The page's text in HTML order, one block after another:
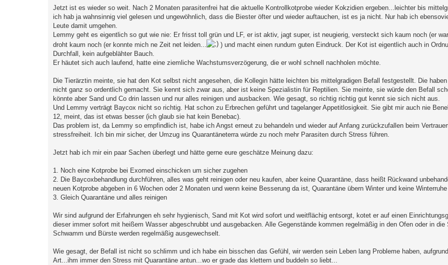
Jetzt ist es wieder so weit. Nach 2 Monaten parasitenfrei hat die aktuelle Kontrollkotprobe wieder Kokzidien ergeben...leichter bis
ich hab ja wahnsinnig viel gelesen und ungewöhnlich, dass die Biester öfter und wieder auftauchen, ist es ja nicht. Nur hab ich
Leute damit umgehen.
Lemmy geht es eigentlich so gut wie nie: Er frisst toll grün und LF, er ist aktiv, jagt super, ist neugierig, versteckt sich kaum noch (er
droht kaum noch (er konnte mich ne Zeit net leiden...
) und macht einen rundum guten Eindruck. Der Kot ist eigentlich auch in
Durchfall, kein aufgeblähter Bauch.
Er häutet sich auch laufend, hatte eine ziemliche Wachstumsverzögerung, die er wohl schnell nachholen möchte.
Die Tierärztin meinte, sie hat den Kot selbst nicht angesehen, die Kollegin hätte leichten bis mittelgradigen Befall festgestellt. Die
nicht ganz so ordentlich gemacht. Sie kennt sich zwar aus, aber ist keine Spezialistin für Reptilien. Sie meinte, sie würde den Befall
könnte aber Sand und Co drin lassen und nur alles reinigen und ausbacken. Wie gesagt, so richtig richtig gut kennt sie sich nicht aus.
Und Lemmy verträgt Baycox nicht so richtig. Hat schon zu Erbrechen geführt und tagelanger Appetitlosigkeit. Sie gibt mir auch nie
12, meint, das ist etwas besser (ich glaub sie hat kein Benebac).
Das problem ist, da Lemmy so empfindlich ist, habe ich Angst erneut zu behandeln und wieder auf Anfang zurückzufallen beim
stressfreiheit. Ich bin mir sicher, der Umzug ins Quarantäneterra würde zu noch mehr Parasiten durch Stress führen.
Jetzt hab ich mir ein paar Sachen überlegt und hätte gerne eure geschätze Meinung dazu:
1. Noch eine Kotprobe bei Exomed einschicken um sicher zugehen
2. Die Baycoxbehandlung durchführen, alles was geht reinigen oder neu kaufen, aber keine Quarantäne, dass heißt Rückwand
neuen Kotprobe abgeben in 6 Wochen oder 2 Monaten und wenn keine Besserung da ist, Quarantäne übern Winter und keine Winterruhe
3. Gleich Quarantäne und alles reinigen
Wir sind aufgrund der Erfahrungen eh sehr hygienisch, Sand mit Kot wird sofort und weitflächig entsorgt, kotet er auf einen
dieser immer sofort mit heißem Wasser abgeschrubbt und ausgebacken. Alle Gegenstände kommen regelmäßig in den Ofen oder in die
Schwamm und Bürste werden regelmäßig ausgewechselt.
Wie gesagt, der Befall ist nicht so schlimm und ich habe ein bisschen das Gefühl, wir werden sein Leben lang Probleme haben,
Art...ihm immer den Stress mit Quarantäne antun...wo er grade das klettern und buddeln so liebt...